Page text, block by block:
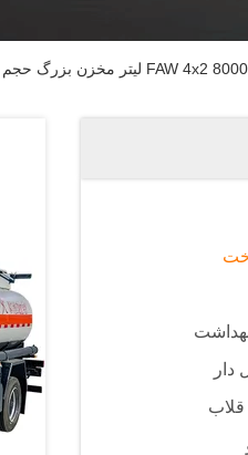
FAW 4x2 8000 لیتر مخزن بزرگ حجم سوخت نفت تانکر کامیون حمل و نقل فولاد کربن
قلاب